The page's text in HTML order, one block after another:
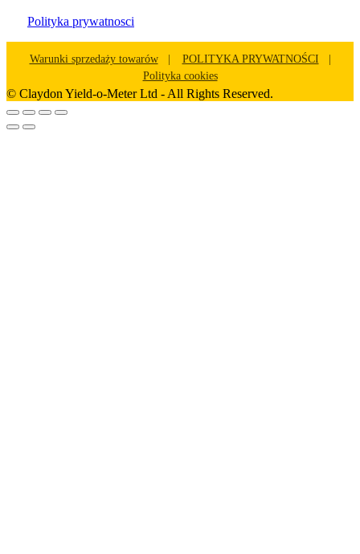
Polityka prywatnosci
Warunki sprzedaży towarów
POLITYKA PRYWATNOŚCI
Polityka cookies
© Claydon Yield-o-Meter Ltd - All Rights Reserved.